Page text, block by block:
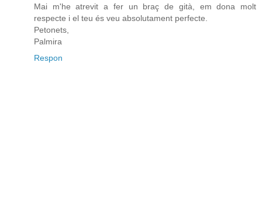
Mai m'he atrevit a fer un braç de gità, em dona molt
respecte i el teu és veu absolutament perfecte.
Petonets,
Palmira
Respon